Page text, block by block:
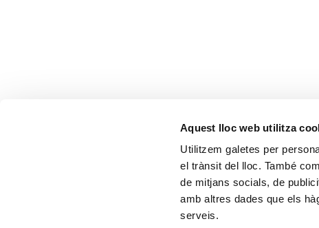
Aquest lloc web utilitza
Utilitzem galetes per
el trànsit del lloc. També
de mitjans socials, de
amb altres dades que els
serveis.